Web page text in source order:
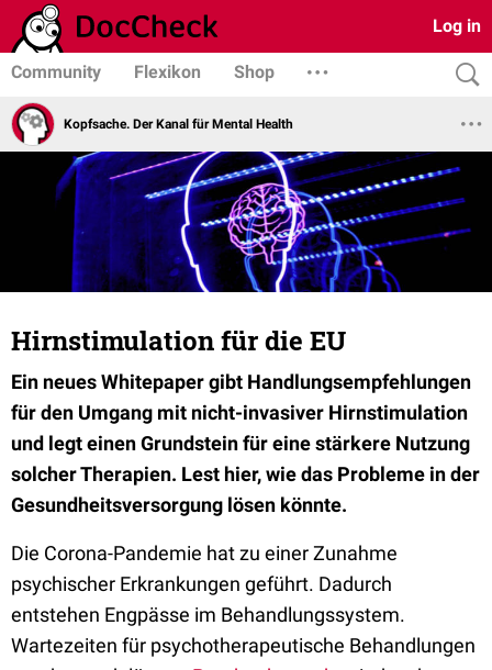
Log in
Community Flexikon Shop
Kopfsache. Der Kanal für Mental Health
Hirnstimulation für die EU
Ein neues Whitepaper gibt Handlungsempfehlungen
für den Umgang mit nicht-invasiver Hirnstimulation
und legt einen Grundstein für eine stärkere Nutzung
solcher Therapien. Lest hier, wie das Probleme in der
Gesundheitsversorgung lösen könnte.
Die Corona-Pandemie hat zu einer Zunahme
psychischer Erkrankungen geführt. Dadurch
entstehen Engpässe im Behandlungssystem.
Wartezeiten für psychotherapeutische Behandlungen